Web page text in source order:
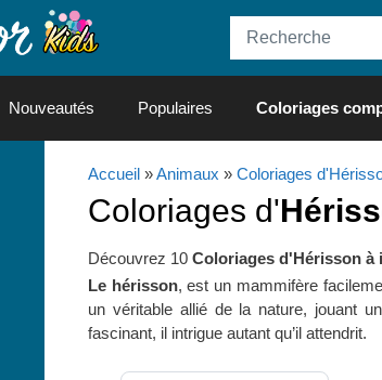
Nouveautés Populaires Coloriages
Accueil»Animaux » Coloriages
Coloriages d'
Découvrez 10 Coloriages d'Hérisson à
Le hérisson, est un mammifère
un véritable allié de la nature, jouant
fascinant, il intrigue autant qu’il attendrit.